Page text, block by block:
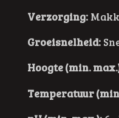
Verzorging:
Groeisnelheid:
Hoogte (min.
Temperatuur